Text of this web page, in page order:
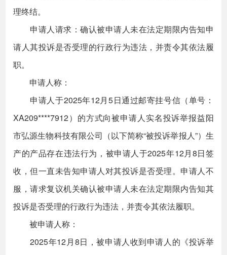
理终结。
申请人请求：确认被申请人未在法定期限内告知申
请人其投诉是否受理的行政行为违法，并责令其依法履
职。
申请人称：
申请人于2025年12月5日通过邮寄挂号信（单号：
XA209****7912）的方式向被申请人实名投诉举报益阳
市弘源生物科技有限公司（以下简称“被投诉举报人”）生
产的产品存在违法行为，被申请人于2025年12月8日签
收，但一直未告知申请人对其投诉是否受理。申请人不
服，请求复议机关确认被申请人未在法定期限内告知其
投诉是否受理的行政行为违法，并责令其依法履职。
被申请人称：
2025年12月8日，被申请人收到申请人的《投诉举